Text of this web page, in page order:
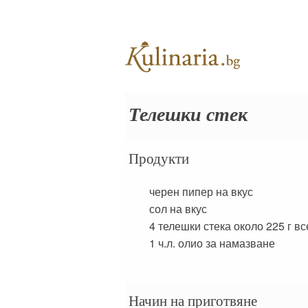
Телешки стек
Продукти
черен пипер на вкус
сол на вкус
4телешки стека около 225 г
1 ч.л. олио за намазване
Начин на приготвяне